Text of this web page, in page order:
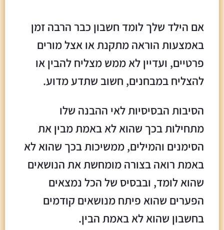
אם הילד שלך לומד חשבון כבר הרבה זמן
באמצעות הוראה מתקנת או אצל מורים
פרטיים, ועדיין לא ממש מצליח להבין או
להצליח במבחנים, חשוב שתדע מדוע.
הסיבות הבסיסיות לאי ההבנה שלו
מתחילות בכך שהוא לא באמת מבין את
הסימנים והמילים, ממשיכות בכך שהוא לא
באמת רואה בצורה מומחשת את הנושאים
שהוא לומד, ובבסיס של הכל נמצאים
הפערים שהוא פיתח מנושאים קודמים
בחשבון שהוא לא באמת הבין.